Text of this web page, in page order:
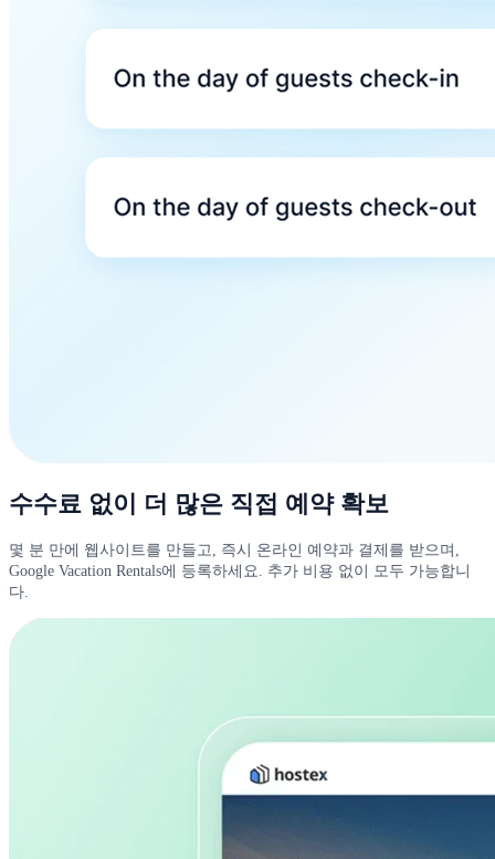
수수료 없이 더 많은 직접 예약 확보
몇 분 만에 웹사이트를 만들고, 즉시 온라인 예약과 결제를 받으며,
Google Vacation Rentals에 등록하세요. 추가 비용 없이 모두 가능합니
다.